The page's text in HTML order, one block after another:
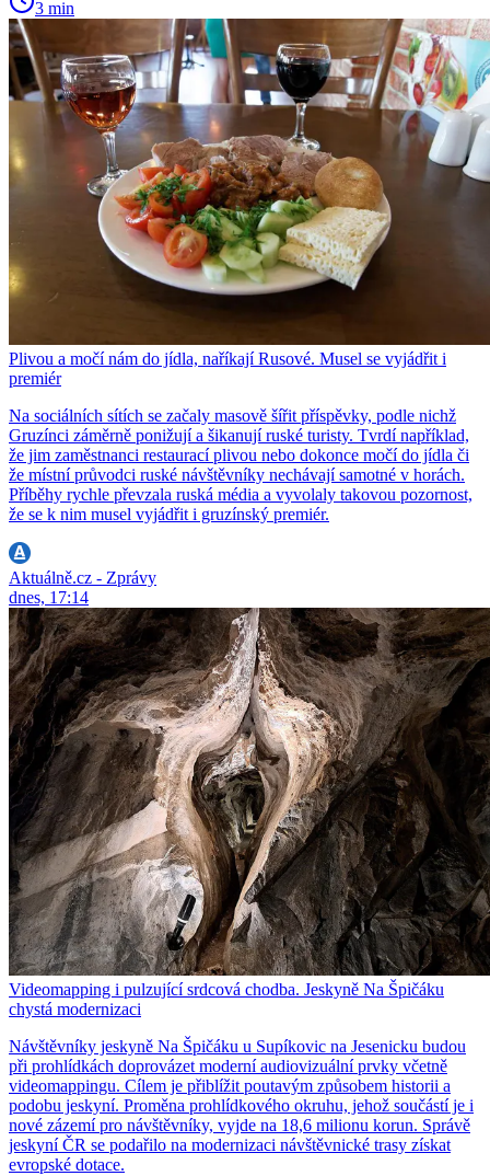
3 min
Plivou a močí nám do jídla, naříkají Rusové. Musel se vyjádřit i
premiér
Na sociálních sítích se začaly masově šířit příspěvky, podle nichž
Gruzínci záměrně ponižují a šikanují ruské turisty. Tvrdí například,
že jim zaměstnanci restaurací plivou nebo dokonce močí do jídla či
že místní průvodci ruské návštěvníky nechávají samotné v horách.
Příběhy rychle převzala ruská média a vyvolaly takovou pozornost,
že se k nim musel vyjádřit i gruzínský premiér.
Aktuálně.cz - Zprávy
dnes, 17:14
Videomapping i pulzující srdcová chodba. Jeskyně Na Špičáku
chystá modernizaci
Návštěvníky jeskyně Na Špičáku u Supíkovic na Jesenicku budou
při prohlídkách doprovázet moderní audiovizuální prvky včetně
videomappingu. Cílem je přiblížit poutavým způsobem historii a
podobu jeskyní. Proměna prohlídkového okruhu, jehož součástí je i
nové zázemí pro návštěvníky, vyjde na 18,6 milionu korun. Správě
jeskyní ČR se podařilo na modernizaci návštěvnické trasy získat
evropské dotace.